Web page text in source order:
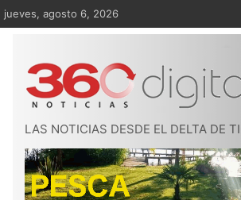
Saltar
al
jueves, agosto 6, 2026
LAS NOTICIAS DESDE EL DELTA DE